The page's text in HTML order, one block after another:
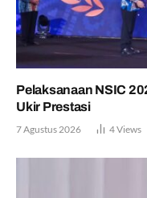
Pelaksanaan NSIC
Ukir Prestasi
7 Agustus 2026 4Views